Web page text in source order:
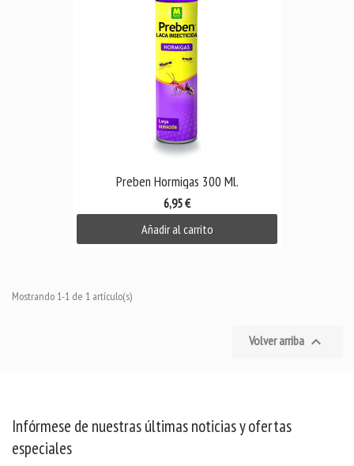
Preben Hormigas 300 Ml.
6,95 €
Añadir al carrito
Mostrando 1-1 de 1 artículo(s)
Volver arriba 
Infórmese de nuestras últimas noticias y ofertas
especiales